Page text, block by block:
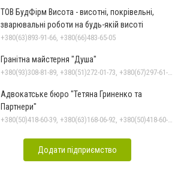
ТОВ БудФірм Висота - висотні, покрівельні,
зварювальні роботи на будь-якій висоті
+380(63)893-91-66, +380(66)483-65-05
Гранітна майстерня "Душа"
Адвокатське бюро "Тетяна Гриненко та
Партнери"
Додати підприємство